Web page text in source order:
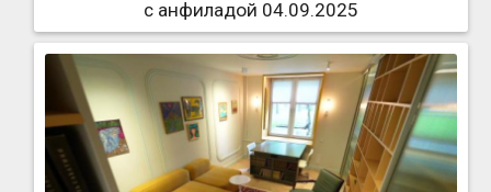
с анфиладой 04.09.2025